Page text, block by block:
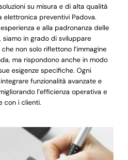
su misura e di alta qualità
elettronica preventivi Padova.
e alla padronanza delle
siamo in grado di sviluppare
non solo riflettono l’immagine
ma rispondono anche in modo
esigenze specifiche. Ogni
funzionalità avanzate e
l’efficienza operativa e
con i clienti.